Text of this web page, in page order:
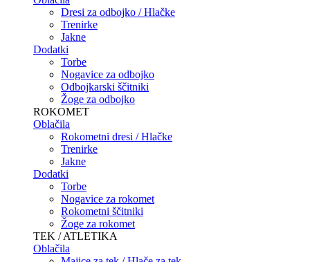
Dresi za odbojko / Hlačke
Trenirke
Jakne
Dodatki
Torbe
Nogavice za odbojko
Odbojkarski ščitniki
Žoge za odbojko
ROKOMET
Oblačila
Rokometni dresi / Hlačke
Trenirke
Jakne
Dodatki
Torbe
Nogavice za rokomet
Rokometni ščitniki
Žoge za rokomet
TEK / ATLETIKA
Oblačila